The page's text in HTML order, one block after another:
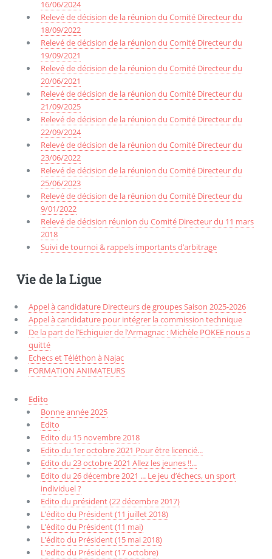
16/06/2024
Relevé de décision de la réunion du Comité Directeur du
18/09/2022
Relevé de décision de la réunion du Comité Directeur du
19/09/2021
Relevé de décision de la réunion du Comité Directeur du
20/06/2021
Relevé de décision de la réunion du Comité Directeur du
21/09/2025
Relevé de décision de la réunion du Comité Directeur du
22/09/2024
Relevé de décision de la réunion du Comité Directeur du
23/06/2022
Relevé de décision de la réunion du Comité Directeur du
25/06/2023
Relevé de décision de la réunion du Comité Directeur du
9/01/2022
Relevé de décision réunion du Comité Directeur du 11 mars
2018
Suivi de tournoi & rappels importants d’arbitrage
Vie de la Ligue
Appel à candidature Directeurs de groupes Saison 2025-2026
Appel à candidature pour intégrer la commission technique
De la part de l’Echiquier de l’Armagnac : Michèle POKEE nous a
quitté
Echecs et Téléthon à Najac
FORMATION ANIMATEURS
Edito
Bonne année 2025
Edito
Edito du 15 novembre 2018
Edito du 1er octobre 2021 Pour être licencié...
Edito du 23 octobre 2021 Allez les jeunes !!...
Edito du 26 décembre 2021 ... Le jeu d’échecs, un sport
individuel ?
Edito du président (22 décembre 2017)
L’édito du Président (11 juillet 2018)
L’édito du Président (11 mai)
L’édito du Président (15 mai 2018)
L’edito du Président (17 octobre)